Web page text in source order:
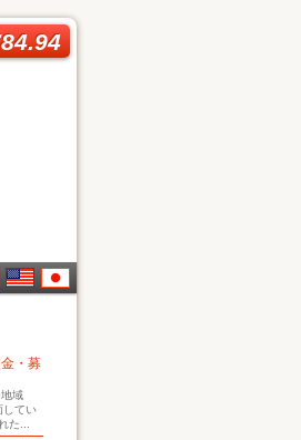
・募
域
してい
た...